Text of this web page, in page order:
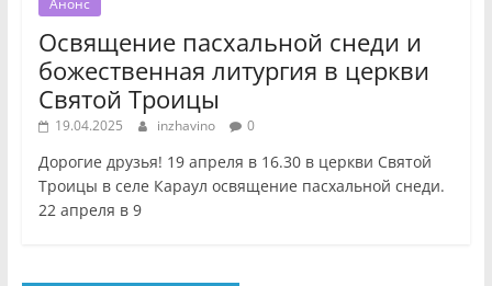
Анонс
Освящение пасхальной снеди и
божественная литургия в церкви
Святой Троицы
19.04.2025 inzhavino 0
Дорогие друзья! 19 апреля в 16.30 в церкви Святой
Троицы в селе Караул освящение пасхальной снеди.
22 апреля в 9